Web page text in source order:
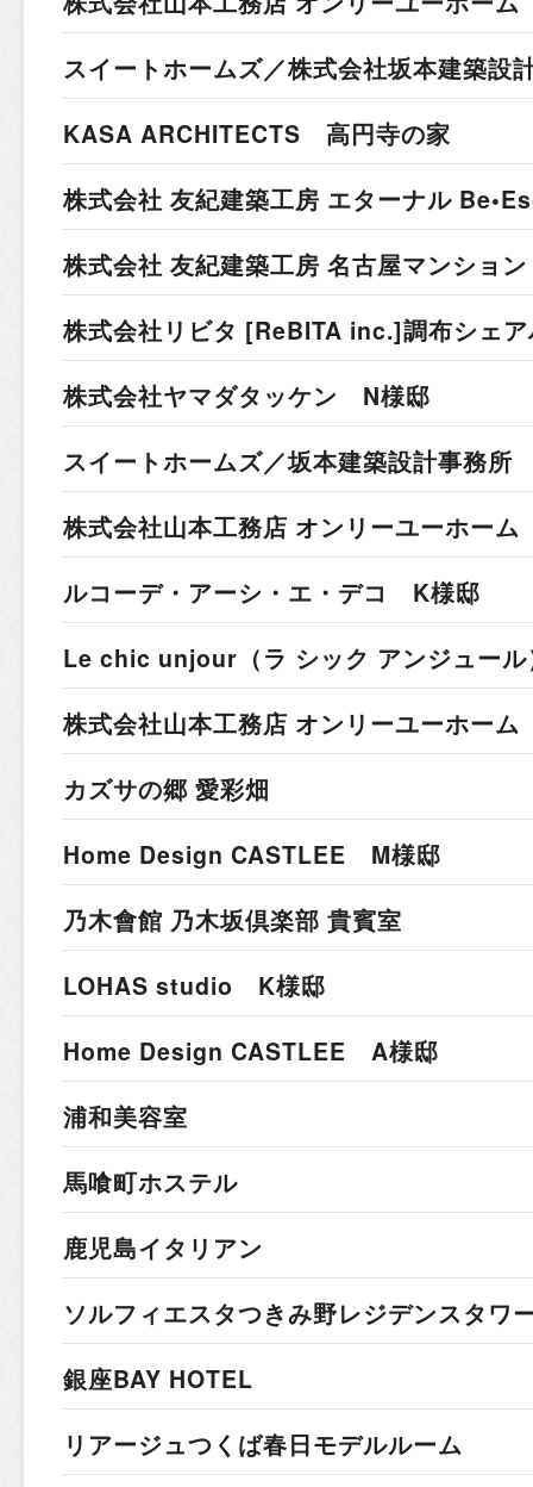
スイートホームズ／株式会社坂本建築
KASA ARCHITECTS 高円寺の家
株式会社 友紀建築工房 エターナル
株式会社 友紀建築工房 名古屋マンショ
株式会社リビタ [ReBITA inc.]調布シェ
株式会社ヤマダタッケン N様邸
スイートホームズ／坂本建築設計事務
株式会社山本工務店 オンリーユーホー
ルコーデ・アーシ・エ・デコ K様邸
Le chic unjour（ラ シック アンジュール
株式会社山本工務店 オンリーユーホー
カズサの郷 愛彩畑
Home Design CASTLEE M様邸
乃木會館 乃木坂倶楽部 貴賓室
LOHAS studio K様邸
Home Design CASTLEE A様邸
浦和美容室
馬喰町ホステル
鹿児島イタリアン
ソルフィエスタつきみ野レジデンスタワ
銀座BAY HOTEL
リアージュつくば春日モデルルーム